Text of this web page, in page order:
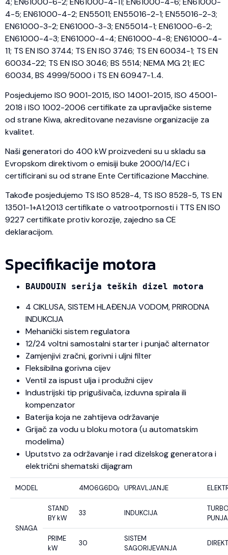
4-5; EN61000-4-2; EN55011; EN55016-2-1; EN55016-2-3;
EN61000-3-2; EN61000-3-3; EN55014-1; EN61000-6-2;
EN61000-4-3; EN61000-4-4; EN61000-4-8; EN61000-4-
11; TS EN ISO 3744; TS EN ISO 3746; TS EN 60034-1; TS EN
60034-22; TS EN ISO 3046; BS 5514; NEMA MG 21; IEC
60034, BS 4999/5000 i TS EN 60947-1..4.
Posjedujemo ISO 9001-2015, ISO 14001-2015, ISO 45001-
2018 i ISO 1002-2006 certifikate za upravljačke sisteme
od strane Kiwa, akreditovane nezavisne organizacije za
kvalitet.
Naši generatori do 400 kW proizvedeni su u skladu sa
Evropskom direktivom o emisiji buke 2000/14/EC i
certificirani su od strane Ente Certificazione Macchine.
Takođe posjedujemo TS ISO 8528-4, TS ISO 8528-5, TS EN
13501-1+A1:2013 certifikate o vatrootpornosti i TTS EN ISO
9227 certifikate protiv korozije, zajedno sa CE
deklaracijom.
Specifikacije motora
BAUDOUIN serija teških dizel motora
4 CIKLUSA, SISTEM HLAĐENJA VODOM, PRIRODNA
INDUKCIJA
Mehanički sistem regulatora
12/24 voltni samostalni starter i punjač alternator
Zamjenjivi zračni, gorivni i uljni filter
Fleksibilna gorivna cijev
Ventil za ispust ulja i produžni cijev
Industrijski tip prigušivača, izduvna spirala ili
kompenzator
Baterija koja ne zahtijeva održavanje
Grijač za vodu u bloku motora (u automatskim
modelima)
Uputstvo za održavanje i rad dizelskog generatora i
električni shematski dijagram
MODEL 4M06G6D0/S
SNAGA
STAND
BY kW
33
PRIME
kW
30
UPRAVLJANJE
INDUKCIJA
SISTEM
SAGORIJEVANJA